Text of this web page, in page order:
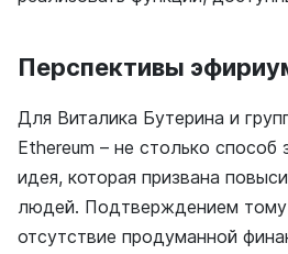
Перспективы
Для Виталика Бутерина и
Ethereum – не столько способ
идея, которая призвана
людей. Подтверждением
отсутствие продуманной